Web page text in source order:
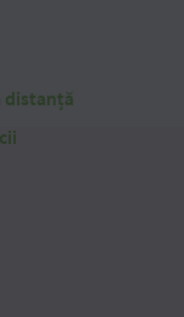
distanță